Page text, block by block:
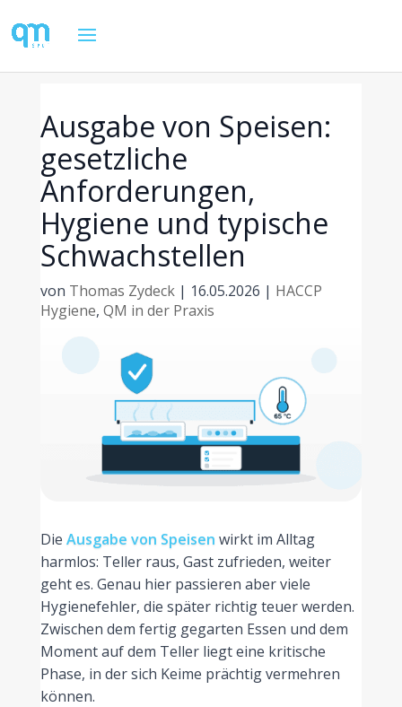
Ausgabe von Speisen:
gesetzliche
Anforderungen,
Hygiene und typische
Schwachstellen
von Thomas Zydeck| 16.05.2026 | HACCP
Hygiene, QM in der Praxis
Die Ausgabe von Speisen wirkt im Alltag
harmlos: Teller raus, Gast zufrieden, weiter
geht es. Genau hier passieren aber viele
Hygienefehler, die später richtig teuer werden.
Zwischen dem fertig gegarten Essen und dem
Moment auf dem Teller liegt eine kritische
Phase, in der sich Keime prächtig vermehren
können.